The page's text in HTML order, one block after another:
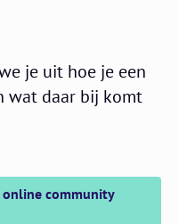
je uit hoe je een
wat daar bij komt
online community